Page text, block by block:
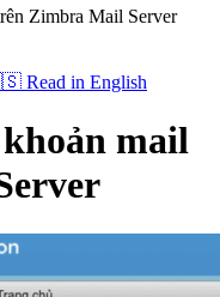
Zimbra Mail Server
Read in English
mail